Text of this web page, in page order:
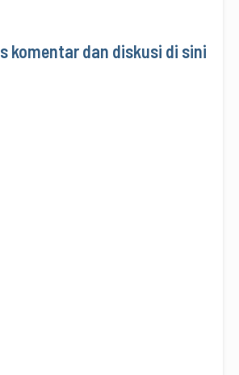
komentar dan diskusi di sini